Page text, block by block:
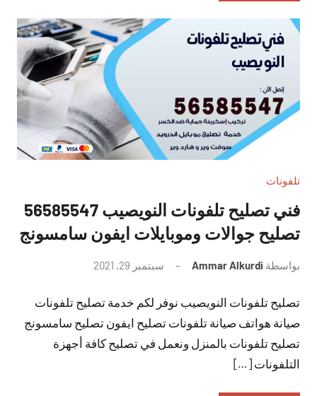
تلفونات
فني تصليح تلفونات النويصيب 56585547
تصليح جوالات وموبايلات ايفون سامسونج
بواسطة Ammar Alkurdi سبتمبر 29, 2021
تعليقات
تصليح تلفونات النويصيب نوفر لكم خدمة تصليح تلفونات
صيانة هواتف صيانة تلفونات تصليح ايفون تصليح سامسونج
تصليح تلفونات بالمنزل ونعمل في تصليح كافة أجهزة
التلفونات […]